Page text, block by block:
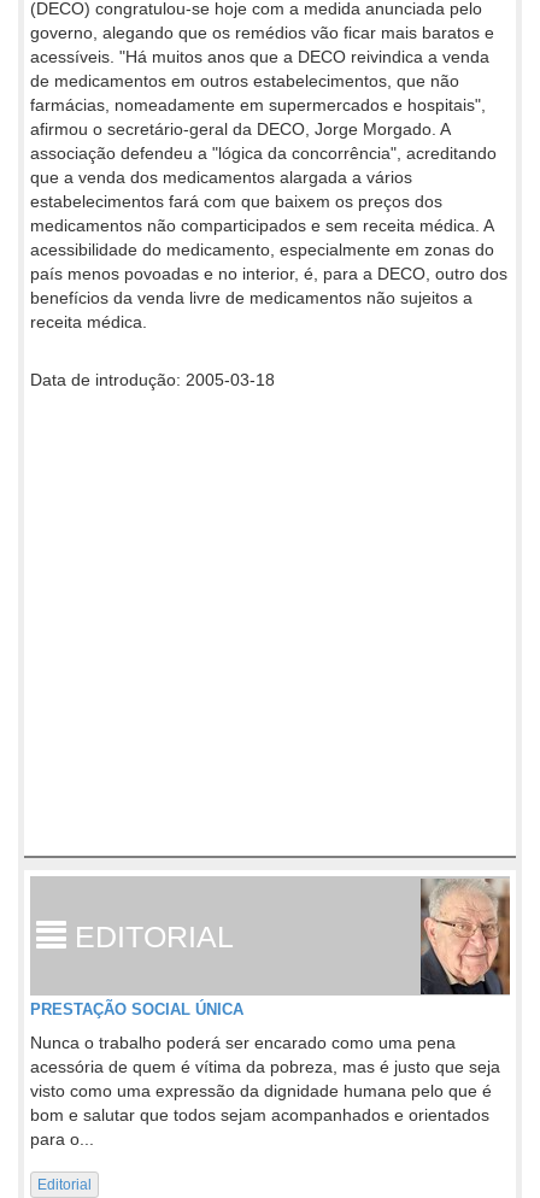
(DECO) congratulou-se hoje com a medida anunciada pelo
governo, alegando que os remédios vão ficar mais baratos e
acessíveis. "Há muitos anos que a DECO reivindica a venda
de medicamentos em outros estabelecimentos, que não
farmácias, nomeadamente em supermercados e hospitais",
afirmou o secretário-geral da DECO, Jorge Morgado. A
associação defendeu a "lógica da concorrência", acreditando
que a venda dos medicamentos alargada a vários
estabelecimentos fará com que baixem os preços dos
medicamentos não comparticipados e sem receita médica. A
acessibilidade do medicamento, especialmente em zonas do
país menos povoadas e no interior, é, para a DECO, outro dos
benefícios da venda livre de medicamentos não sujeitos a
receita médica.
Data de introdução: 2005-03-18
EDITORIAL
PRESTAÇÃO SOCIAL ÚNICA
Nunca o trabalho poderá ser encarado como uma pena
acessória de quem é vítima da pobreza, mas é justo que seja
visto como uma expressão da dignidade humana pelo que é
bom e salutar que todos sejam acompanhados e orientados
para o...
Editorial